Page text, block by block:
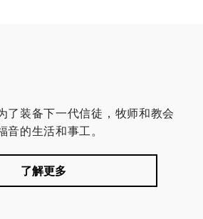
了装备下一代信徒，牧师和教会
的生活和事工。
了解更多